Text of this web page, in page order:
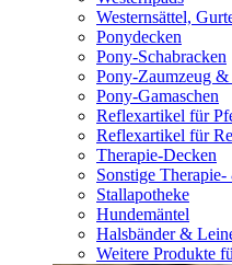
Westernsättel,
Ponydecken
Pony-Schabracken
Pony-Zaumzeug
Pony-Gamaschen
Reflexartikel für
Reflexartikel für
Therapie-Decken
Sonstige
Stallapotheke
Hundemäntel
Halsbänder &
Weitere Produkte